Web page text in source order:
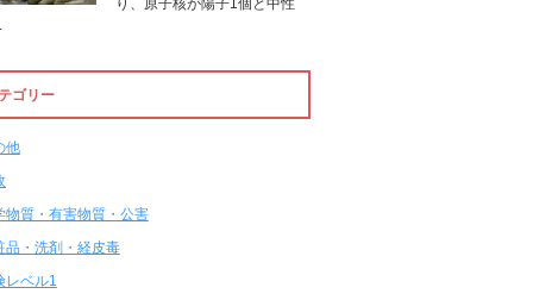
り、原子核が陽子1個と中性
ゴリー
他
物質・有害物質・公害
品・洗剤・経皮毒
レベル1